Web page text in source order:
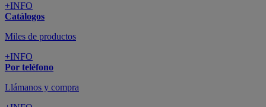
+INFO
Catálogos
Miles de productos
+INFO
Por teléfono
Llámanos y compra